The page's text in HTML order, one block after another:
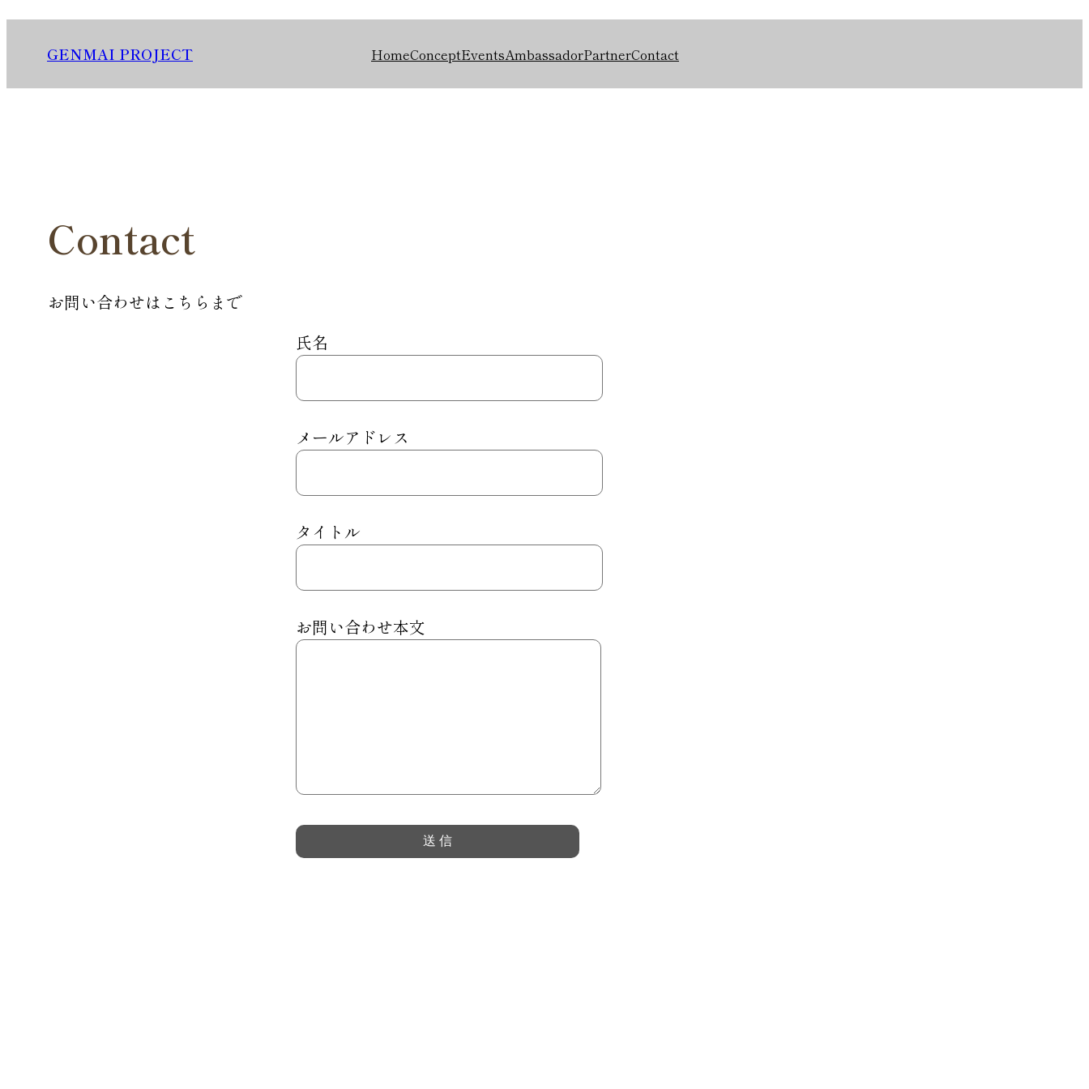
内
ス
GENMAI PROJECT HomeConceptEventsAmbassadorPartnerContact
Contact
お問い合わせはこちらまで
氏名
メールアドレス
タイトル
お問い合わせ本文